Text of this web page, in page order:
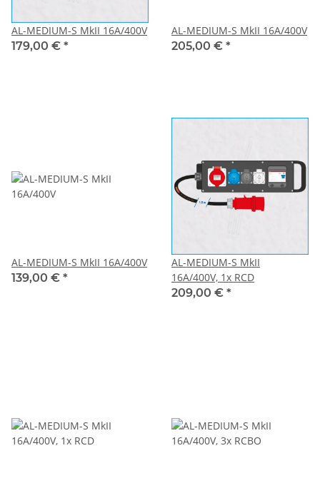
AL-MEDIUM-S MkII 16A/400V
179,00 € *
AL-MEDIUM-S MkII 16A/400V
205,00 € *
AL-MEDIUM-S MkII 16A/400V
139,00 € *
AL-MEDIUM-S MkII
16A/400V, 1x RCD
209,00 € *